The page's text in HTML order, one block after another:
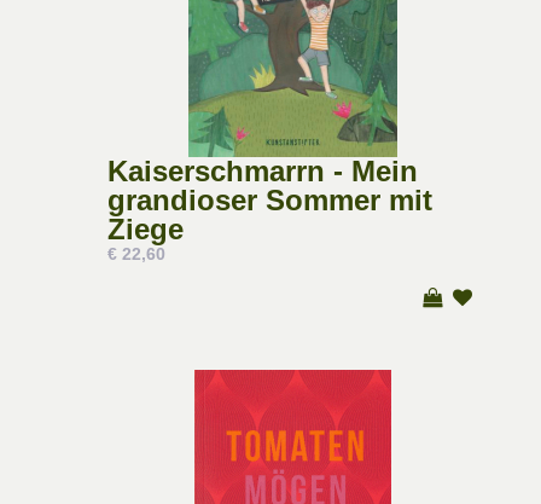
Kaiserschmarrn - Mein
grandioser Sommer mit
Ziege
€ 22,60